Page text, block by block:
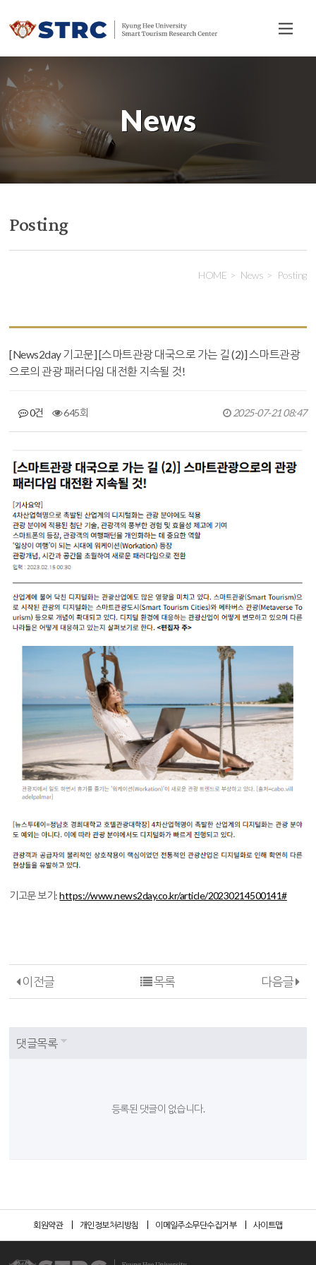
전
체
News
Posting
HOME News Posting
[News2day 기고문] [스마트관광 대국으로 가는 길 (2)] 스마트관광
으로의 관광 패러다임 대전환 지속될 것!
0건 645회 2025-07-21 08:47
기고문 보기:https://www.news2day.co.kr/article/20230214500141#
이전글 다음글
목록
댓글목록
등록된 댓글이 없습니다.
회원약관 개인정보처리방침 이메일주소무단수집거부 사이트맵